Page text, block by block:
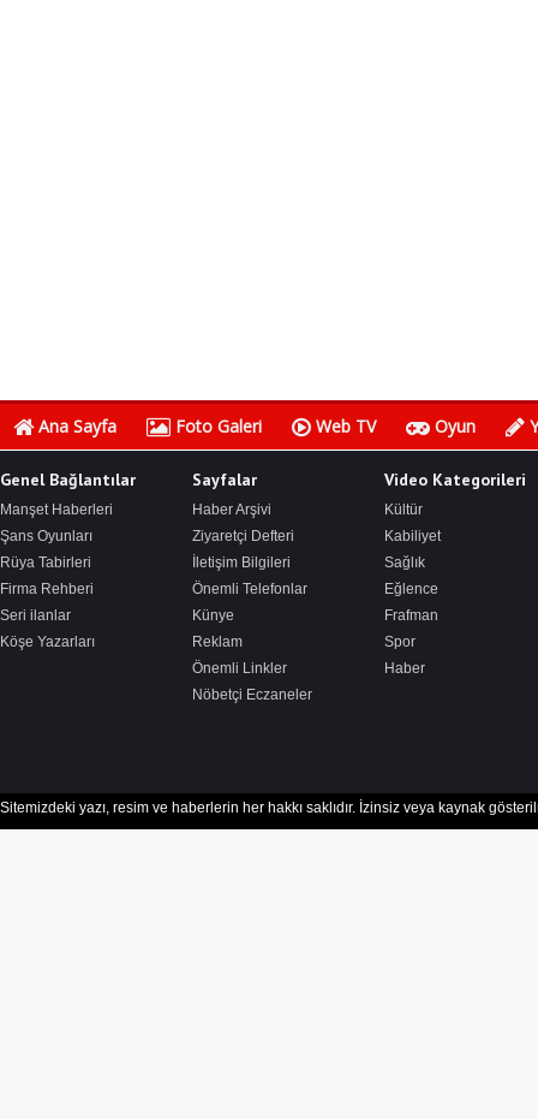
Ana Sayfa Foto Galeri Web TV Oyun
Genel Bağlantılar
Manşet Haberleri
Şans Oyunları
Rüya Tabirleri
Firma Rehberi
Seri ilanlar
Köşe Yazarları
Sayfalar
Haber Arşivi
Ziyaretçi Defteri
İletişim Bilgileri
Önemli Telefonlar
Künye
Reklam
Önemli Linkler
Nöbetçi Eczaneler
Video Kategorileri
Kültür
Kabiliyet
Sağlık
Eğlence
Frafman
Spor
Haber
Sitemizdeki yazı, resim ve haberlerin her hakkı saklıdır. İzinsiz veya kaynak